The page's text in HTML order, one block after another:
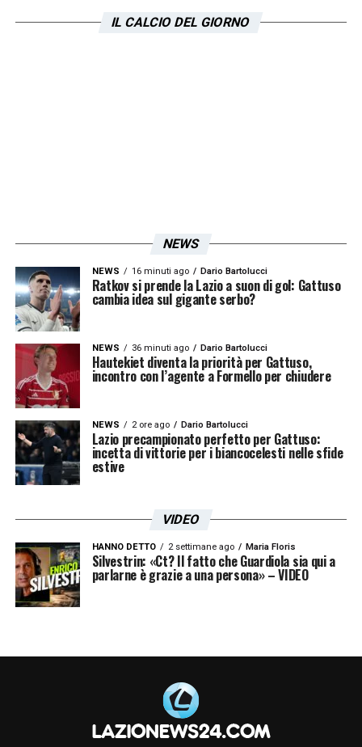
dover gestire anche situazioni come quella di
In attesa di sviluppi, la Lazio dovrà
continuare a gestire un calciatore ai margini,
ma con uno stipendio da titolare. Una
zavorra che, in una sessione delicata come
quella attuale, complica ulteriormente le
strategie di mercato del club.
LA PLAYLIST DELLE NOSTRE TOP NEWS
IL CALCIO DEL GIORNO
NEWS
NEWS 16 minuti ago Dario Bartolucci
Ratkov si prende la Lazio a suon di gol: Gattuso
cambia idea sul gigante serbo?
NEWS 36 minuti ago Dario Bartolucci
Hautekiet diventa la priorità per Gattuso,
incontro con l’agente a Formello per chiudere
NEWS 2 ore ago Dario Bartolucci
Lazio precampionato perfetto per Gattuso:
incetta di vittorie per i biancocelesti nelle sfide
estive
VIDEO
HANNO DETTO 2 settimane ago Maria Floris
Silvestrin: «Ct? Il fatto che Guardiola sia qui a
parlarne è grazie a una persona» – VIDEO